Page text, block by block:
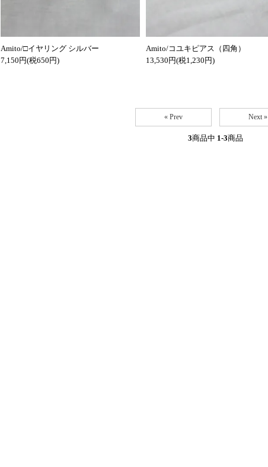
Amito/□イヤリング シルバー
7,150円(税650円)
Amito/コユキピアス（四角）
13,530円(税1,230円)
« Prev Next »
3商品中 1-3商品